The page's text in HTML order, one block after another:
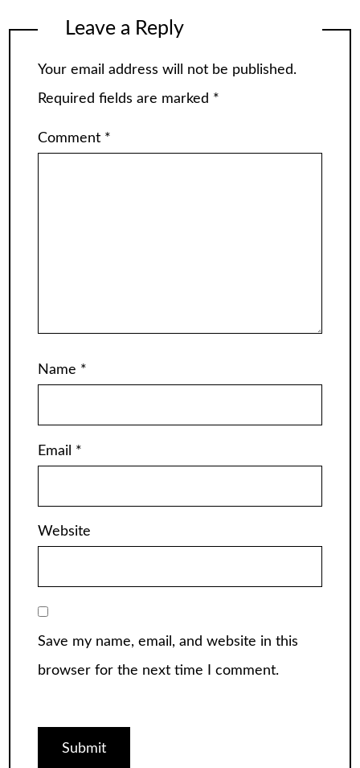
Leave a Reply
Your email address will not be published.
Required fields are marked *
Comment *
Name *
Email *
Website
Save my name, email, and website in this
browser for the next time I comment.